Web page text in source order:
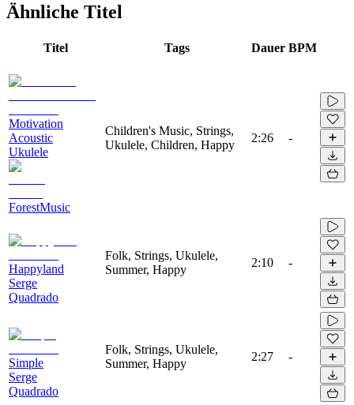
Ähnliche Titel
Titel Tags Dauer BPM
Motivation
Acoustic
Ukulele
ForestMusic
Children's Music, Strings,
Ukulele, Children, Happy
2:26 -
Happyland
Serge
Quadrado
Folk, Strings, Ukulele,
Summer, Happy
2:10 -
Simple
Serge
Quadrado
Folk, Strings, Ukulele,
Summer, Happy
2:27 -